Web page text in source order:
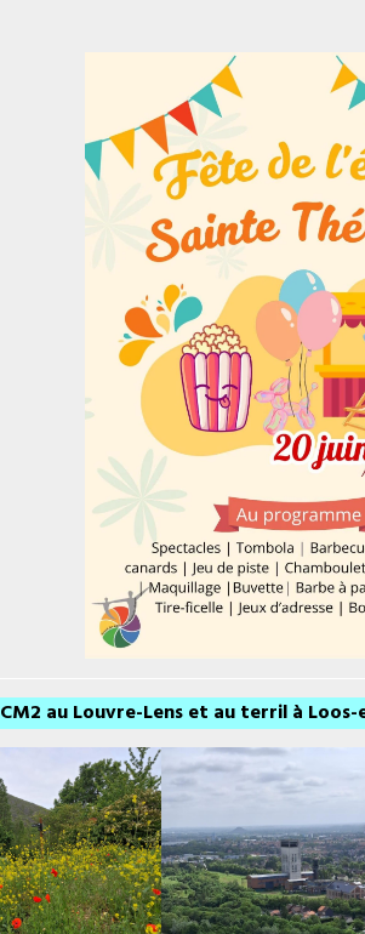
au Louvre-Lens et au terril à